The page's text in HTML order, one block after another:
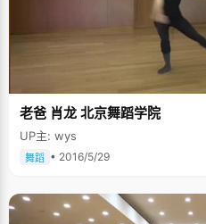
老爸 肖龙 北京舞蹈学院
UP主: wys
舞蹈 • 2016/5/29